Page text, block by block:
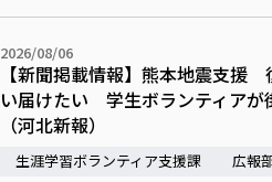
ICT教育
初年次教育（リエゾンゼミⅠ）
実学臨床教育（総合福祉学部の
教育実践活動（教育学科学生の
禅のこころ
学びのサポート
学びのサポート
学費（学部学科）
授業料減免・奨学金等
伝承講座「311『伝える／備え
JICA草の根技術協力事業
被災地の子ども支援活動
研究所について
研究者のご紹介
2026/08/06
【新聞掲載情報】熊本地震支援
い届けたい 学生ボランティアが
（河北新報）
生涯学習ボランティア支援課 広報